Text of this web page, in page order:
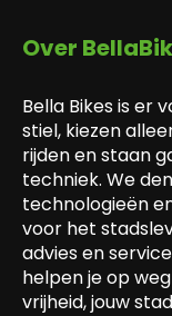
Over
Bella Bikes is er
stiel, kiezen
rijden en staan
techniek. We
technologieën
voor het
advies en
helpen je op
vrijheid, jouw